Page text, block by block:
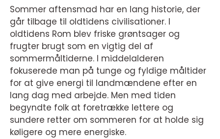
Sommer aftensmad har en lang historie, der
går tilbage til oldtidens civilisationer. I
oldtidens Rom blev friske grøntsager og
frugter brugt som en vigtig del af
sommermåltiderne. I middelalderen
fokuserede man på tunge og fyldige måltider
for at give energi til landmændene efter en
lang dag med arbejde. Men med tiden
begyndte folk at foretrække lettere og
sundere retter om sommeren for at holde sig
køligere og mere energiske.